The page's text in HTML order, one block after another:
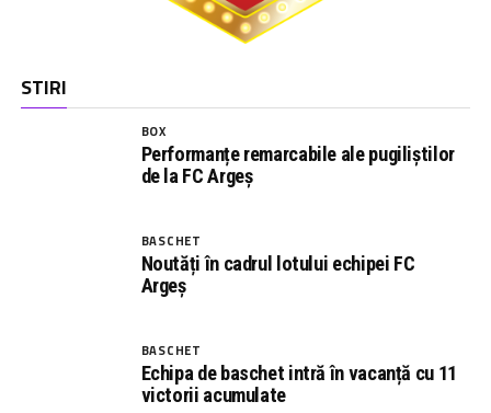
STIRI
BOX
Performanțe remarcabile ale pugiliștilor
de la FC Argeș
BASCHET
Noutăți în cadrul lotului echipei FC
Argeș
BASCHET
Echipa de baschet intră în vacanță cu 11
victorii acumulate